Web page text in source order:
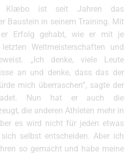
Klæbo ist seit Jahren das
Baustein in seinem Training. Mit
er Erfolg gehabt, wie er mit je
Weltmeisterschaften und
„Ich denke, viele Leute
an und denke, dass das der
mich überraschen“, sagte der
Nun hat er auch die
die anderen Athleten mehr in
es wird nicht für jeden etwas
selbst entscheiden. Aber ich
so gemacht und habe meine